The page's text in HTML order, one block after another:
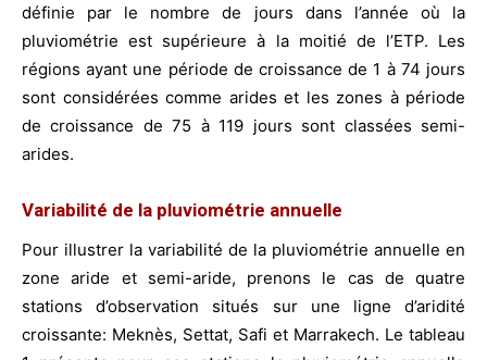
définie par le nombre de jours dans l’année où la
pluviométrie est supérieure à la moitié de l’ETP. Les
régions ayant une période de croissance de 1 à 74 jours
sont considérées comme arides et les zones à période
de croissance de 75 à 119 jours sont classées semi-
arides.
Variabilité de la pluviométrie annuelle
Pour illustrer la variabilité de la pluviométrie annuelle en
zone aride et semi-aride, prenons le cas de quatre
stations d’observation situés sur une ligne d’aridité
croissante: Meknès, Settat, Safi et Marrakech. Le tableau